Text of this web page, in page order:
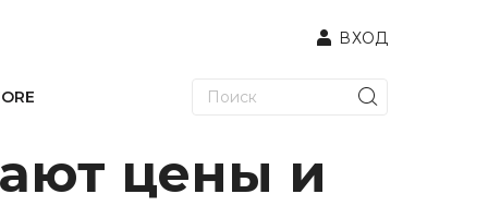
ВХОД
цены и